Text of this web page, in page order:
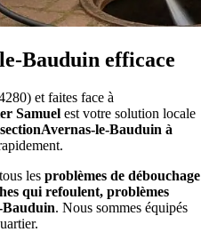
Bauduin efficace
et faites face à
Samuel est votre solution locale
sectionAvernas-le-Bauduin à
les problèmes de débouchage
qui refoulent, problèmes
Bauduin. Nous sommes équipés